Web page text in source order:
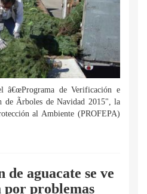
â€œPrograma de Verificación e
Ãrboles de Navidad 2015", la
al Ambiente (PROFEPA)
aguacate se ve
por problemas